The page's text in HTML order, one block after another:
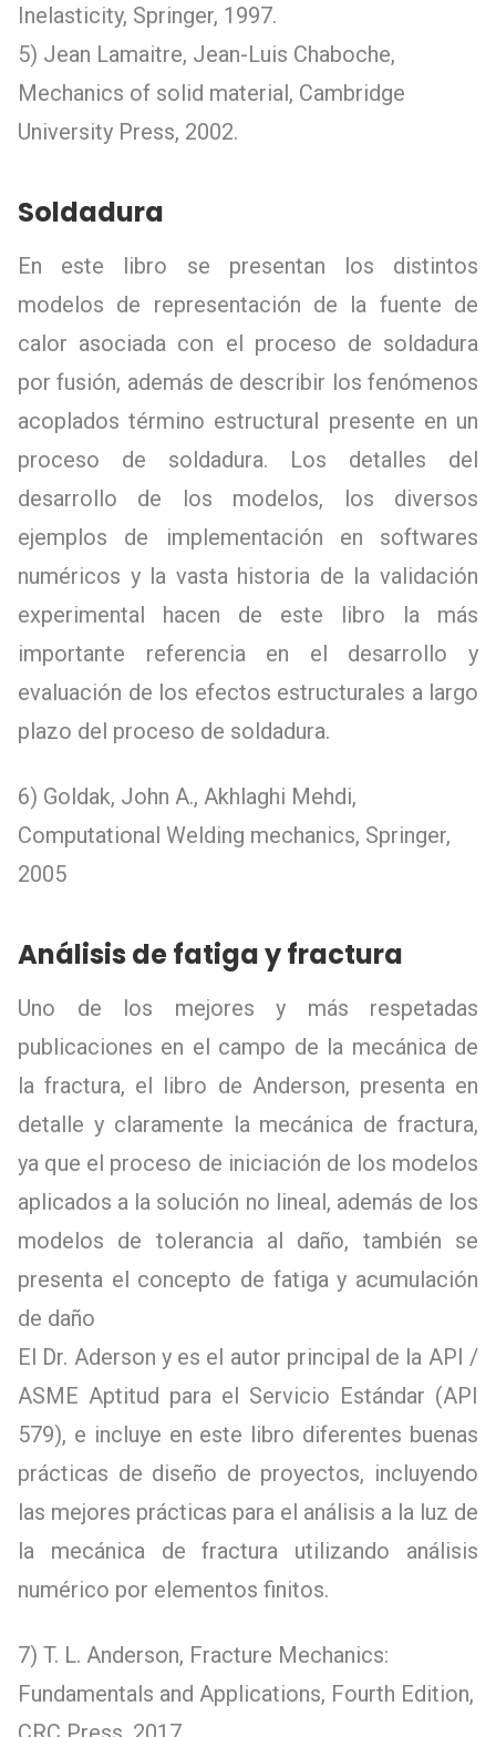
Inelasticity, Springer, 1997.
5) Jean Lamaitre, Jean-Luis Chaboche,
Mechanics of solid material, Cambridge
University Press, 2002.
Soldadura
En este libro se presentan los distintos
modelos de representación de la fuente de
calor asociada con el proceso de soldadura
por fusión, además de describir los fenómenos
acoplados término estructural presente en un
proceso de soldadura. Los detalles del
desarrollo de los modelos, los diversos
ejemplos de implementación en softwares
numéricos y la vasta historia de la validación
experimental hacen de este libro la más
importante referencia en el desarrollo y
evaluación de los efectos estructurales a largo
plazo del proceso de soldadura.
6) Goldak, John A., Akhlaghi Mehdi,
Computational Welding mechanics, Springer,
2005
Análisis de fatiga y fractura
Uno de los mejores y más respetadas
publicaciones en el campo de la mecánica de
la fractura, el libro de Anderson, presenta en
detalle y claramente la mecánica de fractura,
ya que el proceso de iniciación de los modelos
aplicados a la solución no lineal, además de los
modelos de tolerancia al daño, también se
presenta el concepto de fatiga y acumulación
de daño
El Dr. Aderson y es el autor principal de la API /
ASME Aptitud para el Servicio Estándar (API
579), e incluye en este libro diferentes buenas
prácticas de diseño de proyectos, incluyendo
las mejores prácticas para el análisis a la luz de
la mecánica de fractura utilizando análisis
numérico por elementos finitos.
7) T. L. Anderson, Fracture Mechanics:
Fundamentals and Applications, Fourth Edition,